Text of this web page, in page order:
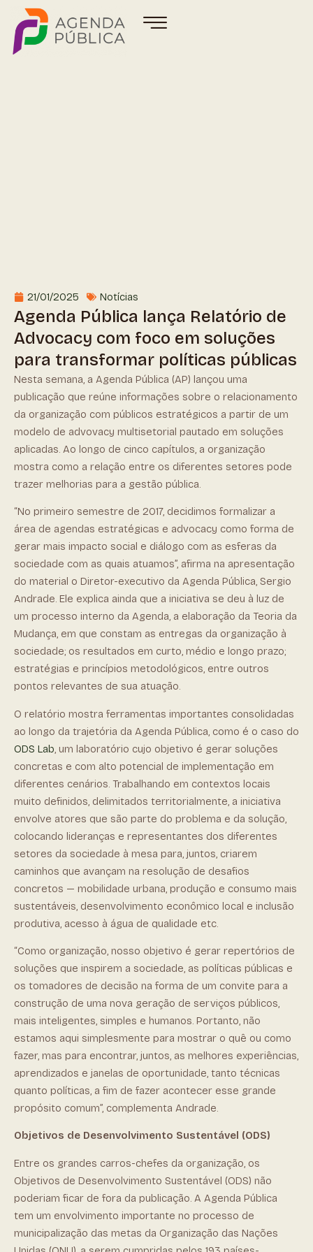
21/01/2025 Notícias
Agenda Pública lança Relatório de
Advocacy com foco em soluções
para transformar políticas públicas
Nesta semana, a Agenda Pública (AP) lançou uma
publicação que reúne informações sobre o relacionamento
da organização com públicos estratégicos a partir de um
modelo de advovacy multisetorial pautado em soluções
aplicadas. Ao longo de cinco capítulos, a organização
mostra como a relação entre os diferentes setores pode
trazer melhorias para a gestão pública.
“No primeiro semestre de 2017, decidimos formalizar a
área de agendas estratégicas e advocacy como forma de
gerar mais impacto social e diálogo com as esferas da
sociedade com as quais atuamos”, afirma na apresentação
do material o Diretor-executivo da Agenda Pública, Sergio
Andrade. Ele explica ainda que a iniciativa se deu à luz de
um processo interno da Agenda, a elaboração da Teoria da
Mudança, em que constam as entregas da organização à
sociedade; os resultados em curto, médio e longo prazo;
estratégias e princípios metodológicos, entre outros
pontos relevantes de sua atuação.
O relatório mostra ferramentas importantes consolidadas
ao longo da trajetória da Agenda Pública, como é o caso do
ODS Lab, um laboratório cujo objetivo é gerar soluções
concretas e com alto potencial de implementação em
diferentes cenários. Trabalhando em contextos locais
muito definidos, delimitados territorialmente, a iniciativa
envolve atores que são parte do problema e da solução,
colocando lideranças e representantes dos diferentes
setores da sociedade à mesa para, juntos, criarem
caminhos que avançam na resolução de desafios
concretos — mobilidade urbana, produção e consumo mais
sustentáveis, desenvolvimento econômico local e inclusão
produtiva, acesso à água de qualidade etc.
“Como organização, nosso objetivo é gerar repertórios de
soluções que inspirem a sociedade, as políticas públicas e
os tomadores de decisão na forma de um convite para a
construção de uma nova geração de serviços públicos,
mais inteligentes, simples e humanos. Portanto, não
estamos aqui simplesmente para mostrar o quê ou como
fazer, mas para encontrar, juntos, as melhores experiências,
aprendizados e janelas de oportunidade, tanto técnicas
quanto políticas, a fim de fazer acontecer esse grande
propósito comum”, complementa Andrade.
Objetivos de Desenvolvimento Sustentável (ODS)
Entre os grandes carros-chefes da organização, os
Objetivos de Desenvolvimento Sustentável (ODS) não
poderiam ficar de fora da publicação. A Agenda Pública
tem um envolvimento importante no processo de
municipalização das metas da Organização das Nações